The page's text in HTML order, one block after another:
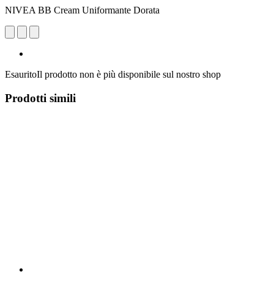
NIVEA BB Cream Uniformante Dorata
EsauritoIl prodotto non è più disponibile sul nostro shop
Prodotti simili